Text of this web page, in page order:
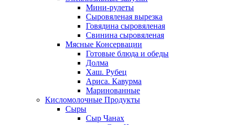
Мини-рулеты
Сыровяленая вырезка
Говядина сыровяленая
Свинина сыровяленая
Мясные Консервации
Готовые блюда и обеды
Долма
Хаш. Рубец
Ариса. Кавурма
Маринованные
Кисломолочные Продукты
Сыры
Сыр Чанах